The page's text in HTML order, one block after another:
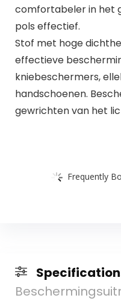
comfortabeler in het
pols effectief.
Stof met hoge
effectieve
kniebeschermers,
handschoenen.
gewrichten van het
Frequently